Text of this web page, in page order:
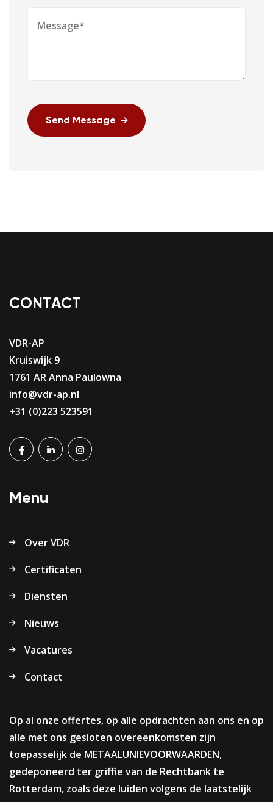
Send Message
CONTACT
VDR-AP
Kruiswijk 9
1761 AR Anna Paulowna
info@vdr-ap.nl
+31 (0)223 523591
Menu
Over VDR
Certificaten
Diensten
Nieuws
Vacatures
Contact
Op al onze offertes, op alle opdrachten aan ons en op
alle met ons gesloten overeenkomsten zijn
toepasselijk de METAALUNIEVOORWAARDEN,
gedeponeerd ter griffie van de Rechtbank te
Rotterdam, zoals deze luiden volgens de laatstelijk